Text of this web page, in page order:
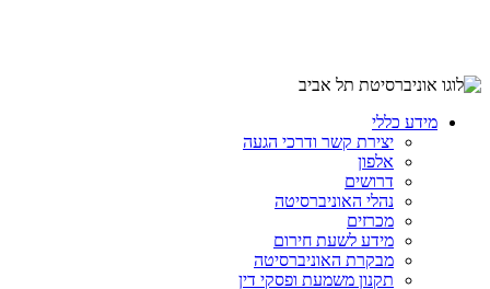
מידע כללי
יצירת קשר ודרכי הגעה
אלפון
דרושים
נהלי האוניברסיטה
מכרזים
מידע לשעת חירום
מבקרת האוניברסיטה
תקנון משמעת ופסקי דין